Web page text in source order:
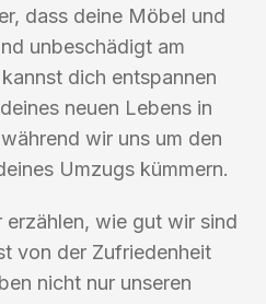
dass deine Möbel und
unbeschädigt am
dich entspannen
neuen Lebens in
wir uns um den
Umzugs kümmern.
erzählen, wie gut wir sind
von der Zufriedenheit
nicht nur unseren